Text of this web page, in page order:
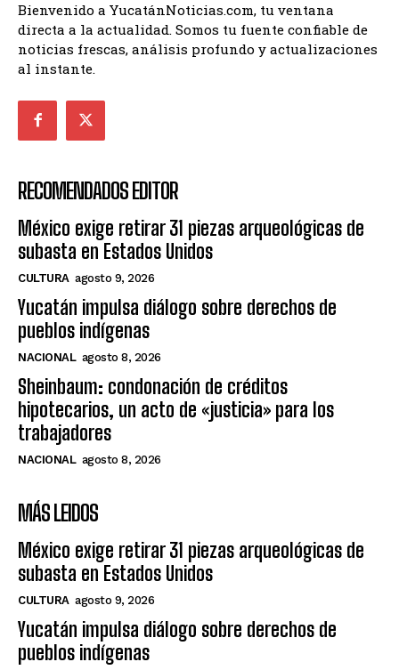
Bienvenido a YucatánNoticias.com, tu ventana
directa a la actualidad. Somos tu fuente confiable de
noticias frescas, análisis profundo y actualizaciones
al instante.
RECOMENDADOS EDITOR
México exige retirar 31 piezas arqueológicas de
subasta en Estados Unidos
CULTURA agosto 9, 2026
Yucatán impulsa diálogo sobre derechos de
pueblos indígenas
NACIONAL agosto 8, 2026
Sheinbaum: condonación de créditos
hipotecarios, un acto de «justicia» para los
trabajadores
NACIONAL agosto 8, 2026
MÁS LEIDOS
México exige retirar 31 piezas arqueológicas de
subasta en Estados Unidos
CULTURA agosto 9, 2026
Yucatán impulsa diálogo sobre derechos de
pueblos indígenas